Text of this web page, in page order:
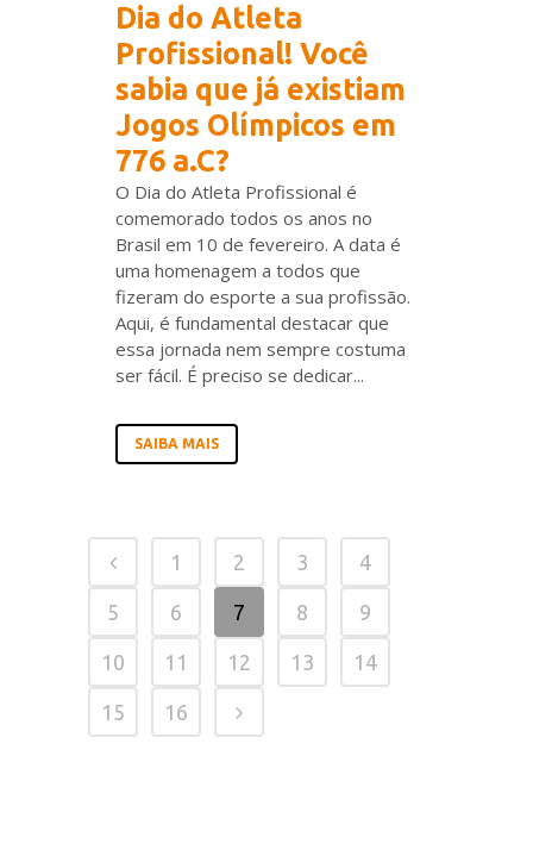
Dia do Atleta
Profissional! Você
sabia que já existiam
Jogos Olímpicos em
776 a.C?
O Dia do Atleta Profissional é
comemorado todos os anos no
Brasil em 10 de fevereiro. A data é
uma homenagem a todos que
fizeram do esporte a sua profissão.
Aqui, é fundamental destacar que
essa jornada nem sempre costuma
ser fácil. É preciso se dedicar...
SAIBA MAIS
1 2 3 4
5 6 7 8 9
10 11 12 13 14
15 16